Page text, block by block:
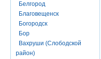
Белгород
Благовещенск
Богородск
Бор
Вахруши (Слободской
район)